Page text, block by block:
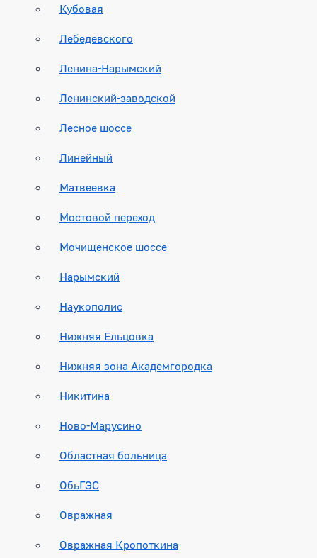
Кубовая
Лебедевского
Ленина-Нарымский
Ленинский-заводской
Лесное шоссе
Линейный
Матвеевка
Мостовой переход
Мочищенское шоссе
Нарымский
Наукополис
Нижняя Ельцовка
Нижняя зона Академгородка
Никитина
Ново-Марусино
Областная больница
ОбьГЭС
Овражная
Овражная Кропоткина